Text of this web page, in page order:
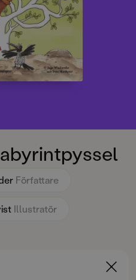
Författare
Illustratör